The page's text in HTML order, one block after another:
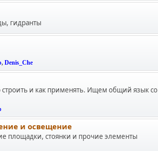
гидранты
, Denis_Che
строить и как применять. Ищем общий язык со
и освещение
площадки, стоянки и прочие элементы